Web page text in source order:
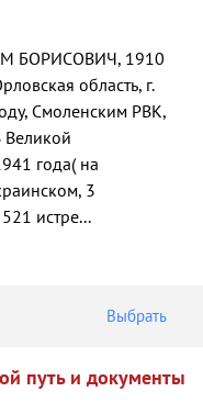
БОРИСОВИЧ, 1910
область, г.
Смоленским РВК,
Великой
года( на
3
истре...
Выбрать
путь и документы